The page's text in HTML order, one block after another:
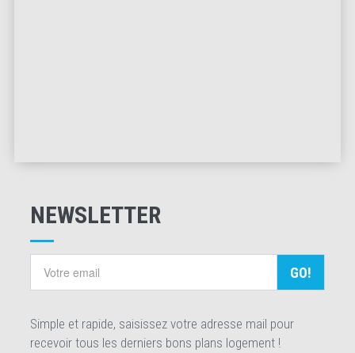
NEWSLETTER
GO!
Simple et rapide, saisissez votre adresse mail pour
recevoir tous les derniers bons plans logement !